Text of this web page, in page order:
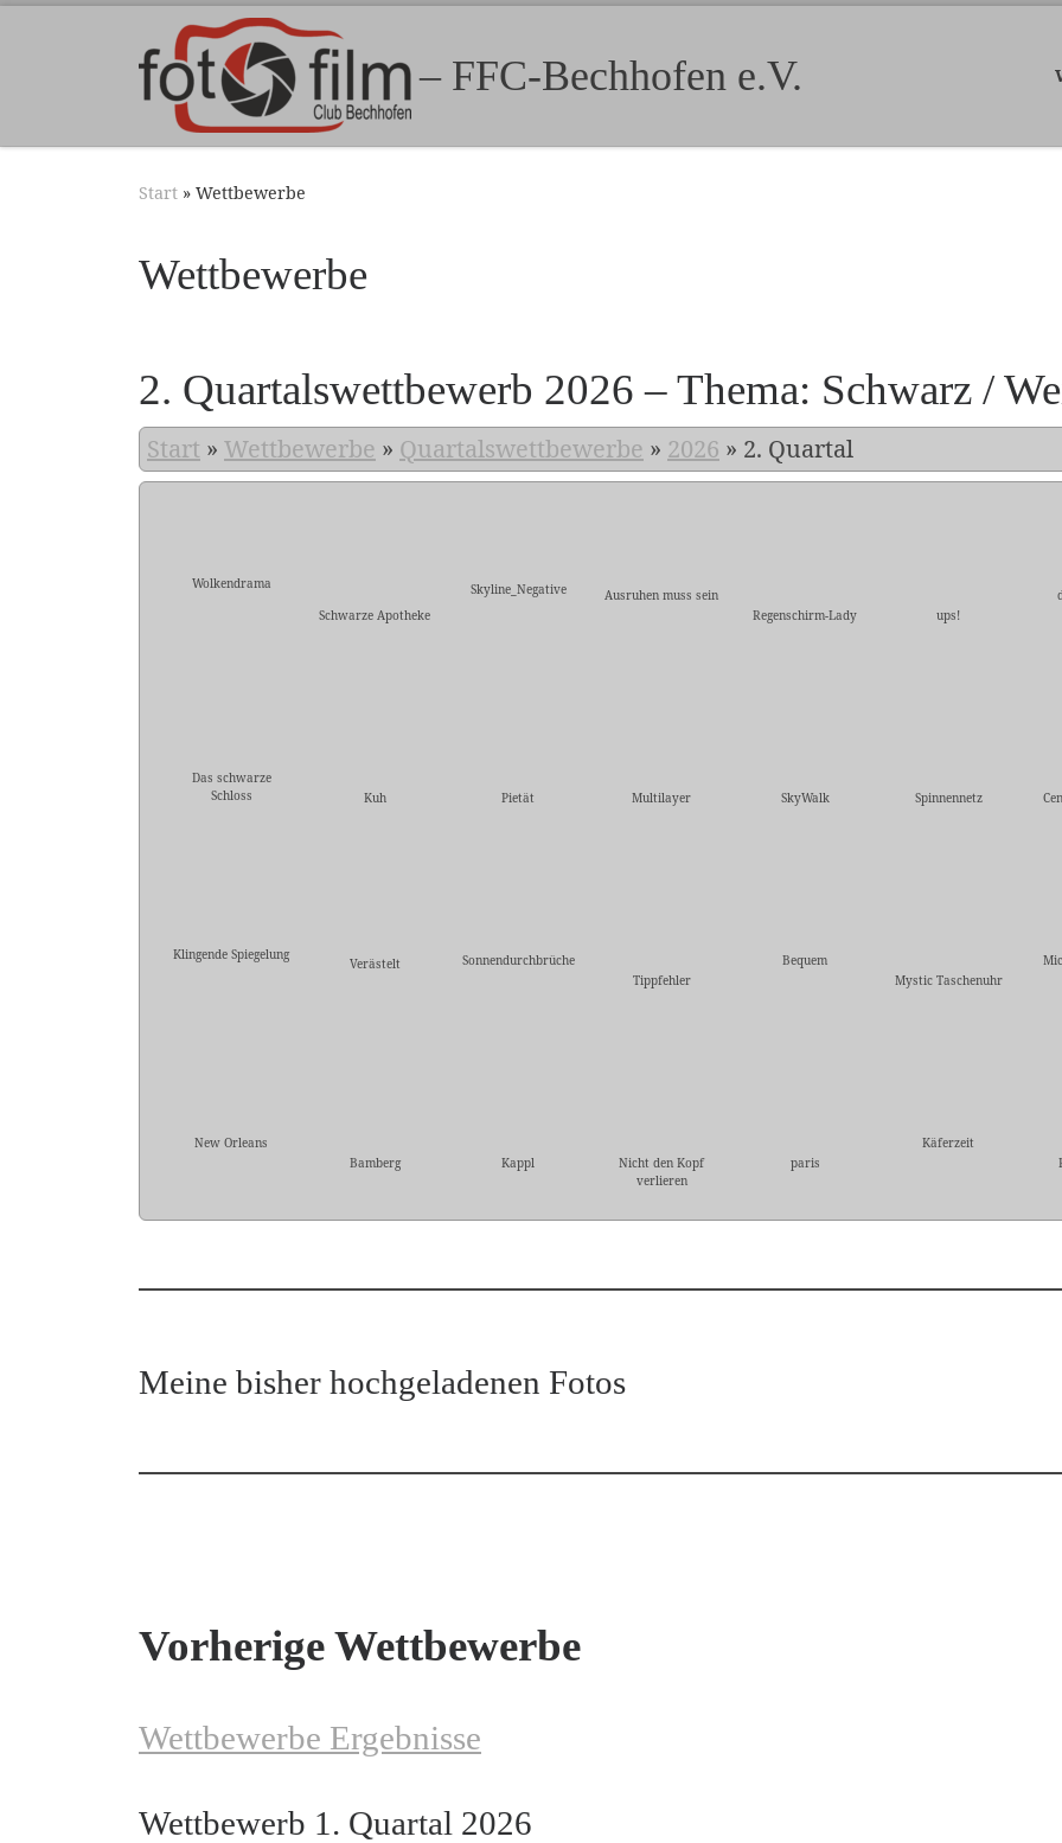
Zum Inhalt springen
– FFC-Bechhofen e.V.
Start » Wettbewerbe
Wettbewerbe
2. Quartalswettbewerb 2026 – Thema: Schwarz /
Start » Wettbewerbe » Quartalswettbewerbe » 2026 » 2. Quartal
Wolkendrama
Schwarze Apotheke
Skyline_Negative
Ausruhen muss sein
Regenschirm-Lady
ups!
Das schwarze
Schloss
Kuh Pietät Multilayer SkyWalk Spinnennetz
Klingende Spiegelung
Verästelt
Sonnendurchbrüche
Tippfehler
Bequem
Mystic Taschenuhr
New Orleans
Bamberg
Kappl
Nicht den Kopf
verlieren
paris
Käferzeit
Meine bisher hochgeladenen Fotos
Vorherige Wettbewerbe
Wettbewerbe Ergebnisse
Wettbewerb 1. Quartal 2026